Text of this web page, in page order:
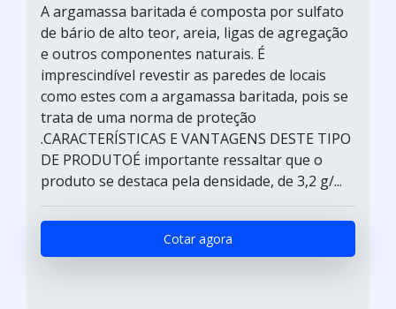
A argamassa baritada é composta por sulfato
de bário de alto teor, areia, ligas de agregação
e outros componentes naturais. É
imprescindível revestir as paredes de locais
como estes com a argamassa baritada, pois se
trata de uma norma de proteção
.CARACTERÍSTICAS E VANTAGENS DESTE TIPO
DE PRODUTOÉ importante ressaltar que o
produto se destaca pela densidade, de 3,2 g/...
Cotar agora